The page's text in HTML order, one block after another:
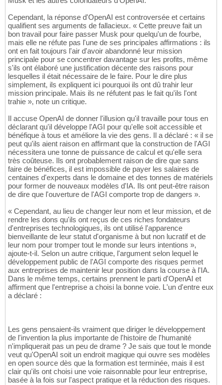
Cependant, la réponse d'OpenAI est controversée et certains
qualifient ses arguments de fallacieux. « Cette preuve fait un
bon travail pour faire passer Musk pour quelqu'un de fourbe,
mais elle ne réfute pas l'une de ses principales affirmations : ils
ont en fait toujours l'air d'avoir abandonné leur mission
principale pour se concentrer davantage sur les profits, même
s'ils ont élaboré une justification décente des raisons pour
lesquelles il était nécessaire de le faire. Pour le dire plus
simplement, ils expliquent ici pourquoi ils ont dû trahir leur
mission principale. Mais ils ne réfutent pas le fait qu'ils l'ont
trahie », note un critique.
Il accuse OpenAI de donner l'illusion qu'il travaille pour tous en
déclarant qu'il développe l'AGI pour qu'elle soit accessible et
bénéfique à tous et améliore la vie des gens. Il a déclaré : « il se
peut qu'ils aient raison en affirmant que la construction de l'AGI
nécessitera une tonne de puissance de calcul et qu'elle sera
très coûteuse. Ils ont probablement raison de dire que sans
faire de bénéfices, il est impossible de payer les salaires de
centaines d'experts dans le domaine et des tonnes de matériels
pour former de nouveaux modèles d'IA. Ils ont peut-être raison
de dire que l'ouverture de l'AGI comporte trop de dangers ».
« Cependant, au lieu de changer leur nom et leur mission, et de
rendre les dons qu'ils ont reçus de ces riches fondateurs
d'entreprises technologiques, ils ont utilisé l'apparence
bienveillante de leur statut d'organisme à but non lucratif et de
leur nom pour tromper tout le monde sur leurs intentions »,
ajoute-t-il. Selon un autre critique, l'argument selon lequel le
développement public de l'AGI comporte des risques permet
aux entreprises de maintenir leur position dans la course à l'IA.
Dans le même temps, certains prennent le parti d'OpenAI et
affirment que l'entreprise a choisi la bonne voie. L'un d'entre eux
a déclaré :
Les gens pensaient-ils vraiment que diriger le développement
de l'invention la plus importante de l'histoire de l'humanité
n'impliquerait pas un peu de drame ? Je sais que tout le monde
veut qu'OpenAI soit un endroit magique qui ouvre ses modèles
en open source dès que la formation est terminée, mais il est
clair qu'ils ont choisi une voie raisonnable pour leur entreprise,
basée à la fois sur l'aspect pratique et la réduction des risques.